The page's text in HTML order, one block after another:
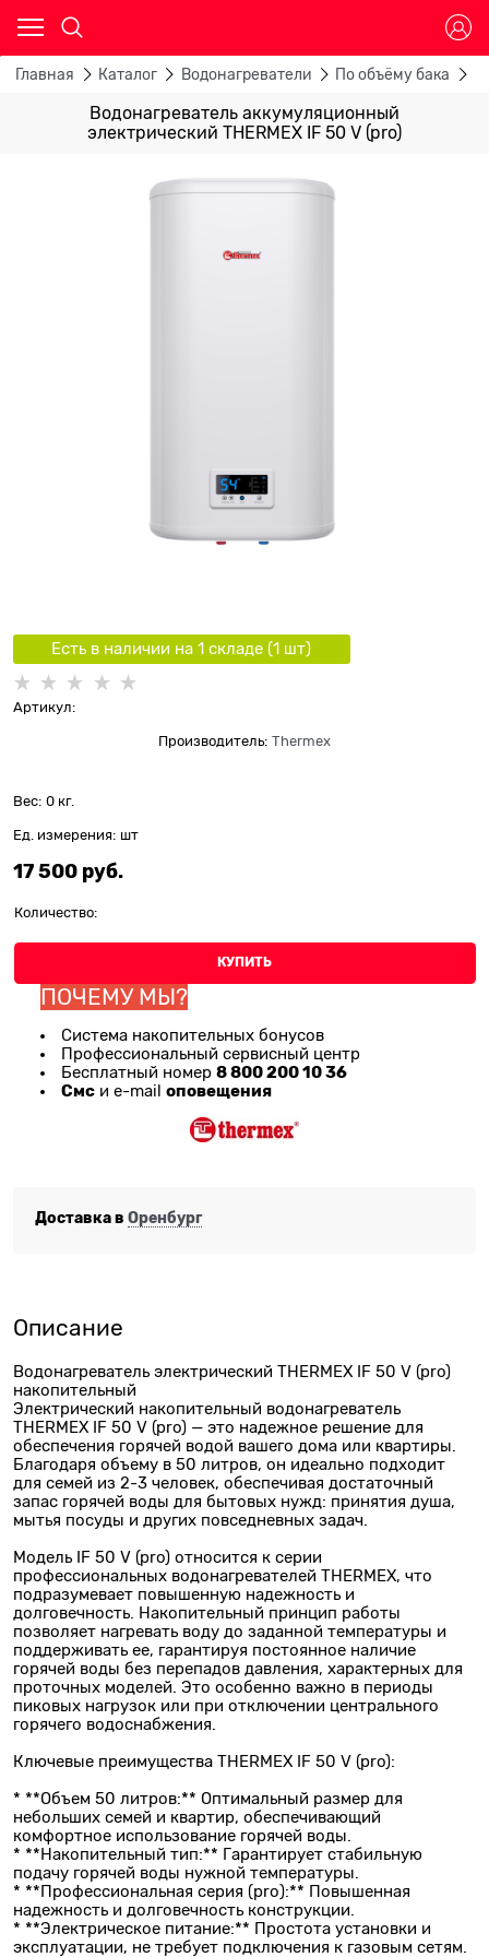
Главная Каталог Водонагреватели По объёму бака
Водонагреватель аккумуляционный
электрический THERMEX IF 50 V (pro)
Есть в наличии на 1 складe (1 шт)
Артикул:
Производитель: Thermex
Вес: 0 кг.
Ед. измерения: шт
17 500 руб.
Количество:
КУПИТЬ
ПОЧЕМУ МЫ?
Система накопительных бонусов
Профессиональный сервисный центр
Бесплатный номер 8 800 200 10 36
Смс и e-mail оповещения
Доставка в Оренбург
Описание
Водонагреватель электрический THERMEX IF 50 V (pro)
накопительный
Электрический накопительный водонагреватель
THERMEX IF 50 V (pro) — это надежное решение для
обеспечения горячей водой вашего дома или квартиры.
Благодаря объему в 50 литров, он идеально подходит
для семей из 2-3 человек, обеспечивая достаточный
запас горячей воды для бытовых нужд: принятия душа,
мытья посуды и других повседневных задач.
Модель IF 50 V (pro) относится к серии
профессиональных водонагревателей THERMEX, что
подразумевает повышенную надежность и
долговечность. Накопительный принцип работы
позволяет нагревать воду до заданной температуры и
поддерживать ее, гарантируя постоянное наличие
горячей воды без перепадов давления, характерных для
проточных моделей. Это особенно важно в периоды
пиковых нагрузок или при отключении центрального
горячего водоснабжения.
Ключевые преимущества THERMEX IF 50 V (pro):
* **Объем 50 литров:** Оптимальный размер для
небольших семей и квартир, обеспечивающий
комфортное использование горячей воды.
* **Накопительный тип:** Гарантирует стабильную
подачу горячей воды нужной температуры.
* **Профессиональная серия (pro):** Повышенная
надежность и долговечность конструкции.
* **Электрическое питание:** Простота установки и
эксплуатации, не требует подключения к газовым сетям.